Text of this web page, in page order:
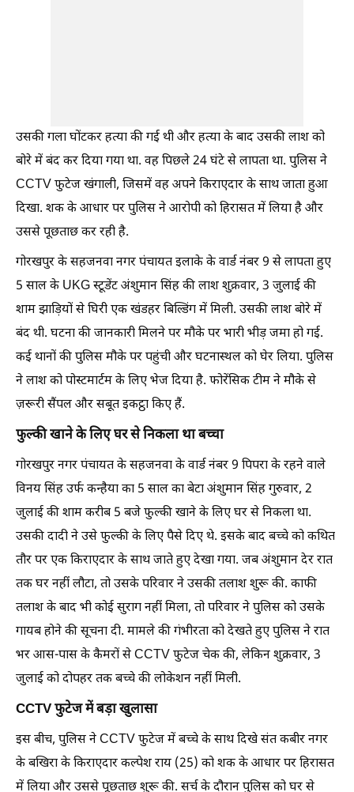
उसकी गला घोंटकर हत्या की गई थी और हत्या के बाद उसकी लाश को
बोरे में बंद कर दिया गया था. वह पिछले 24 घंटे से लापता था. पुलिस ने
CCTV फुटेज खंगाली, जिसमें वह अपने किराएदार के साथ जाता हुआ
दिखा. शक के आधार पर पुलिस ने आरोपी को हिरासत में लिया है और
उससे पूछताछ कर रही है.
गोरखपुर के सहजनवा नगर पंचायत इलाके के वार्ड नंबर 9 से लापता हुए
5 साल के UKG स्टूडेंट अंशुमान सिंह की लाश शुक्रवार, 3 जुलाई की
शाम झाड़ियों से घिरी एक खंडहर बिल्डिंग में मिली. उसकी लाश बोरे में
बंद थी. घटना की जानकारी मिलने पर मौके पर भारी भीड़ जमा हो गई.
कई थानों की पुलिस मौके पर पहुंची और घटनास्थल को घेर लिया. पुलिस
ने लाश को पोस्टमार्टम के लिए भेज दिया है. फोरेंसिक टीम ने मौके से
ज़रूरी सैंपल और सबूत इकट्ठा किए हैं.
फुल्की खाने के लिए घर से निकला था बच्चा
गोरखपुर नगर पंचायत के सहजनवा के वार्ड नंबर 9 पिपरा के रहने वाले
विनय सिंह उर्फ ​​कन्हैया का 5 साल का बेटा अंशुमान सिंह गुरुवार, 2
जुलाई की शाम करीब 5 बजे फुल्की खाने के लिए घर से निकला था.
उसकी दादी ने उसे फुल्की के लिए पैसे दिए थे. इसके बाद बच्चे को कथित
तौर पर एक किराएदार के साथ जाते हुए देखा गया. जब अंशुमान देर रात
तक घर नहीं लौटा, तो उसके परिवार ने उसकी तलाश शुरू की. काफी
तलाश के बाद भी कोई सुराग नहीं मिला, तो परिवार ने पुलिस को उसके
गायब होने की सूचना दी. मामले की गंभीरता को देखते हुए पुलिस ने रात
भर आस-पास के कैमरों से CCTV फुटेज चेक की, लेकिन शुक्रवार, 3
जुलाई को दोपहर तक बच्चे की लोकेशन नहीं मिली.
CCTV फुटेज में बड़ा खुलासा
इस बीच, पुलिस ने CCTV फुटेज में बच्चे के साथ दिखे संत कबीर नगर
के बखिरा के किराएदार कल्पेश राय (25) को शक के आधार पर हिरासत
में लिया और उससे पूछताछ शुरू की. सर्च के दौरान पुलिस को घर से